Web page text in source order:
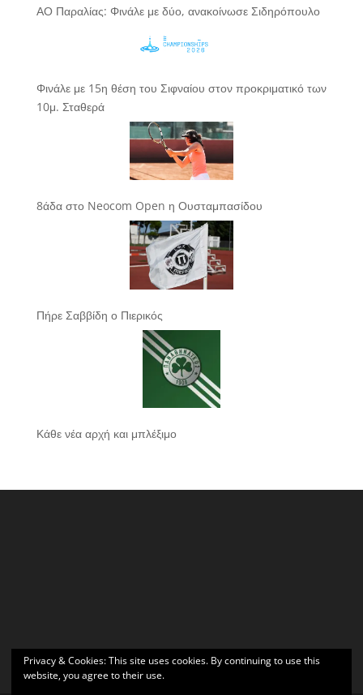
ΑΟ Παραλίας: Φινάλε με δύο, ανακοίνωσε Σιδηρόπουλο
Φινάλε με 15η θέση του Σιφναίου στον προκριματικό των
10μ. Σταθερά
8άδα στο Neocom Open η Ουσταμπασίδου
Πήρε Σαββίδη ο Πιερικός
Κάθε νέα αρχή και μπλέξιμο
Privacy & Cookies: This site uses cookies. By continuing to use this
website, you agree to their use.